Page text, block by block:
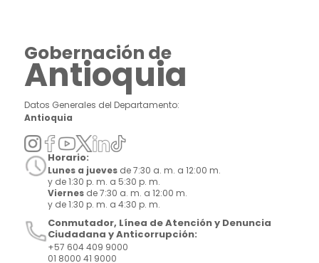
Gobernación de
Antioquia
Datos Generales del Departamento:
Antioquia
Horario:
Lunes a jueves de 7:30 a. m. a 12:00 m.
y de 1:30 p. m. a 5:30 p. m.
Viernes de 7:30 a. m. a 12:00 m.
y de 1:30 p. m. a 4:30 p. m.
Conmutador, Línea de Atención y Denuncia
Ciudadana y Anticorrupción:
+57 604 409 9000
01 8000 41 9000